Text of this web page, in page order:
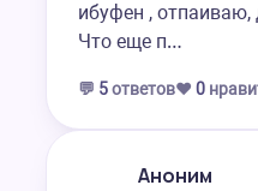
ибуфен , отпаиваю,
Что еще п…
💬 5ответов❤️ 0
Аноним